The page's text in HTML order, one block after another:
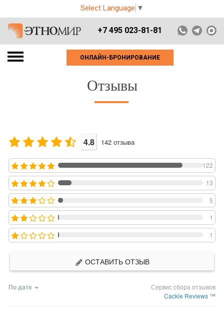
Select Language ▼
+7 495 023-81-81
ОНЛАЙН-БРОНИРОВАНИЕ
Отзывы
4.8 142 отзыва
122
13
5
1
1
ОСТАВИТЬ ОТЗЫВ
По дате
Сервис сбора отзывов
Cackle Reviews ™